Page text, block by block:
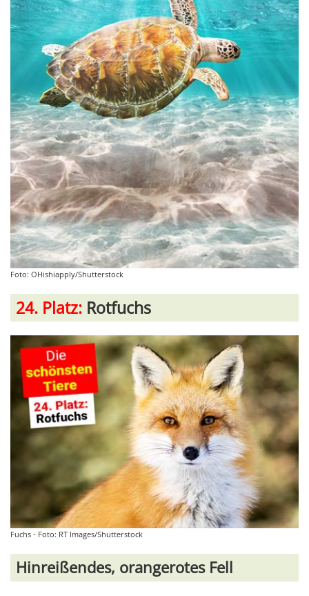
Foto: OHishiapply/Shutterstock
24. Platz: Rotfuchs
Fuchs - Foto: RT Images/Shutterstock
Hinreißendes, orangerotes Fell